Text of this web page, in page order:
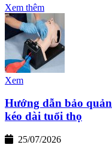
Xem thêm
Xem
Hướng dẫn bảo
kéo dài tuổi thọ
25/07/2026